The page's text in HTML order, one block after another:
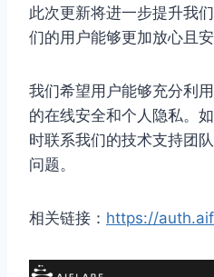
此次更新将进一步提升我
们的用户能够更加放心且
我们希望用户能够充分利
的在线安全和个人隐私。
时联系我们的技术支持团
问题。
相关链接： https://